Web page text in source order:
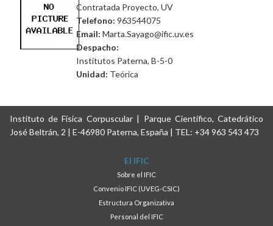
Contratada Proyecto, UV
Telefono: 963544075
Email: Marta.Sayago@ific.uv.es
Despacho:
Institutos Paterna, B-5-0
Unidad: Teórica
Instituto de Física Corpuscular | Parque Científico, Catedrático
José Beltrán, 2 | E-46980 Paterna, España | TEL: +34 963 543 473
El IFIC
Sobre el IFIC
Convenio IFIC (UVEG-CSIC)
Estructura Organizativa
Personal del IFIC